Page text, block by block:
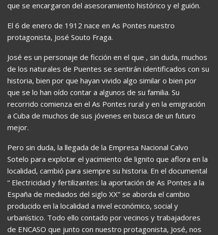
que se encargaron del asesoramiento histórico y el guión.
El 6 de enero de 1912 nace en As Pontes nuestro
protagonista, José Souto Fraga.
José es un personaje de ficción en el que , sin duda, muchos
de los naturales de Puentes se sentirán identificados con su
historia, bien por que hayan vivido algo similar o bien por
que se lo han oído contar a algunos de su familia. Su
recorrido comienza en el As Pontes rural y en la emigración
a Cuba de muchos de sus jóvenes en busca de un futuro
mejor.
Pero sin duda, la llegada de la Empresa Nacional Calvo
Sotelo para explotar el yacimiento de lignito que aflora en la
localidad, cambió para siempre su historia. En el documental
“ Electricidad y fertilizantes: la aportación de As Pontes a la
España de mediados del siglo XX” se aborda el cambio
producido en la localidad a nivel económico, social y
urbanístico. Todo ello contado por vecinos y trabajadores
de ENCASO que junto con nuestro protagonista, José, nos